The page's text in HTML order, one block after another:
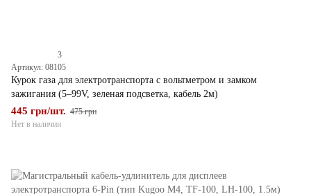
3
Артикул: 08105
Курок газа для электротранспорта с вольтметром и замком
зажигания (5–99V, зеленая подсветка, кабель 2м)
445 грн/шт. 475 грн
Нет в наличии